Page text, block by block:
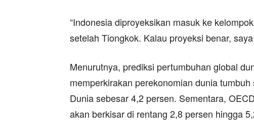
“Indonesia diproyeksikan masuk ke
setelah Tiongkok. Kalau proyeksi benar,
Menurutnya, prediksi pertumbuhan global
memperkirakan perekonomian dunia
Dunia sebesar 4,2 persen. Sementara,
akan berkisar di rentang 2,8 persen hingga